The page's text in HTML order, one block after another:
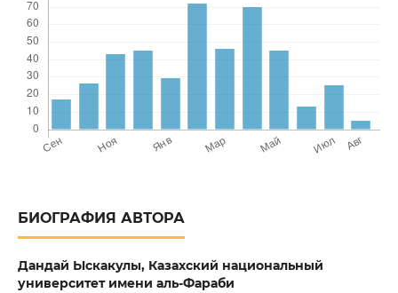
БИОГРАФИЯ АВТОРА
Дандай Ыскакулы, Казахский национальный
университет имени аль-Фараби